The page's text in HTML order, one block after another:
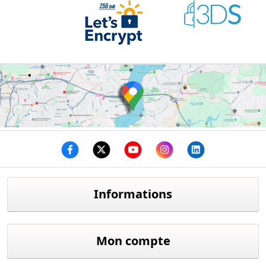
Informations
Mon compte